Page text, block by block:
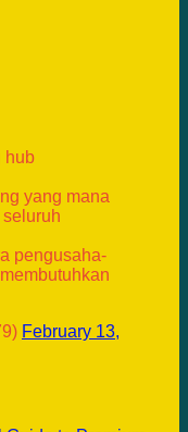
hub
yang mana
pengusaha-
February 13,